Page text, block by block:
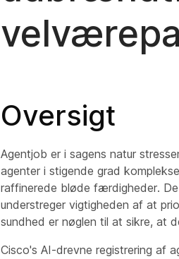
Oversigt
Agentjob er i sagens natur
agenter i stigende grad
raffinerede bløde færdigheder.
understreger vigtigheden af at
sundhed er nøglen til at sikre, at
Cisco's AI-drevne registrering af